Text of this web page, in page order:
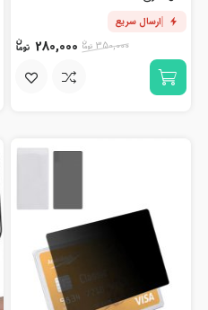
ارسال سریع
350,000
280,000